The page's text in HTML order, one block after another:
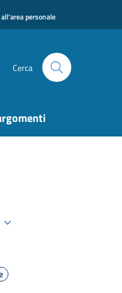
all'area personale
Cerca